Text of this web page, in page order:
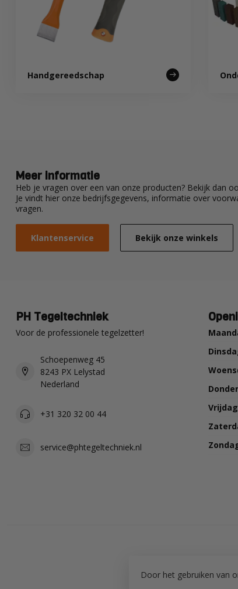
Handgereedschap
Meer informatie
Heb je vragen over een van onze producten? Bekijk dan
Je vindt hier onze bedrijfsgegevens, informatie over
vragen.
Klantenservice Bekijk onze winkels
PH Tegeltechniek
Voor de professionele tegelzetter!
Schoepenweg 45
8243 PX Lelystad
Nederland
+31 320 32 00 44
service@phtegeltechniek.nl
Door het gebruiken van